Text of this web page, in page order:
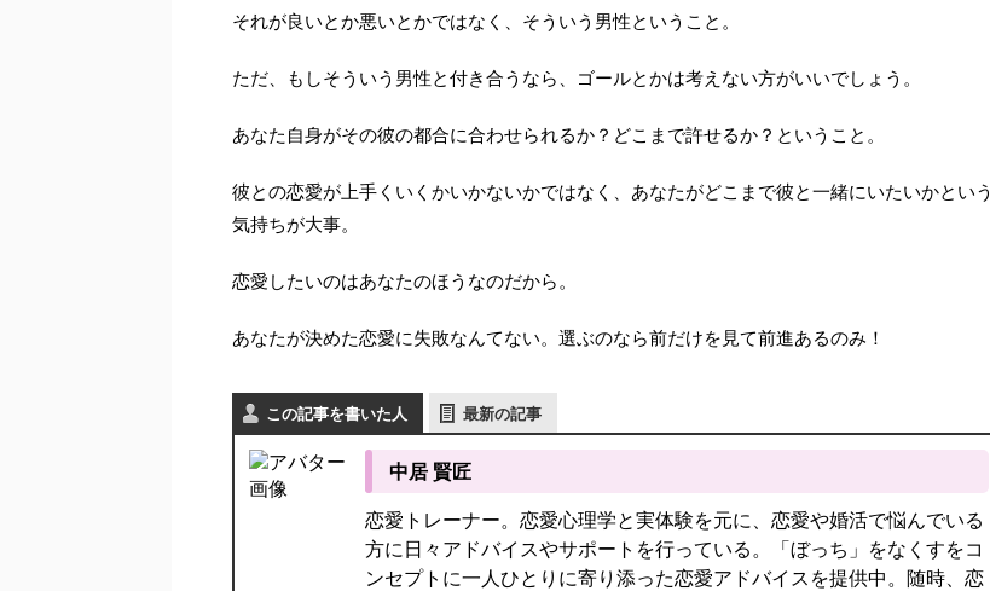
それが良いとか悪いとかではなく、そういう男性ということ。
ただ、もしそういう男性と付き合うなら、ゴールとかは考えない方がいいでしょう。
あなた自身がその彼の都合に合わせられるか？どこまで許せるか？ということ。
彼との恋愛が上手くいくかいかないかではなく、あなたがどこまで彼と一緒にいたいかという
気持ちが大事。
恋愛したいのはあなたのほうなのだから。
あなたが決めた恋愛に失敗なんてない。選ぶのなら前だけを見て前進あるのみ！
この記事を書いた人 最新の記事
中居 賢匠
恋愛トレーナー。恋愛心理学と実体験を元に、恋愛や婚活で悩んでいる
方に日々アドバイスやサポートを行っている。「ぼっち」をなくすをコ
ンセプトに一人ひとりに寄り添った恋愛アドバイスを提供中。随時、恋